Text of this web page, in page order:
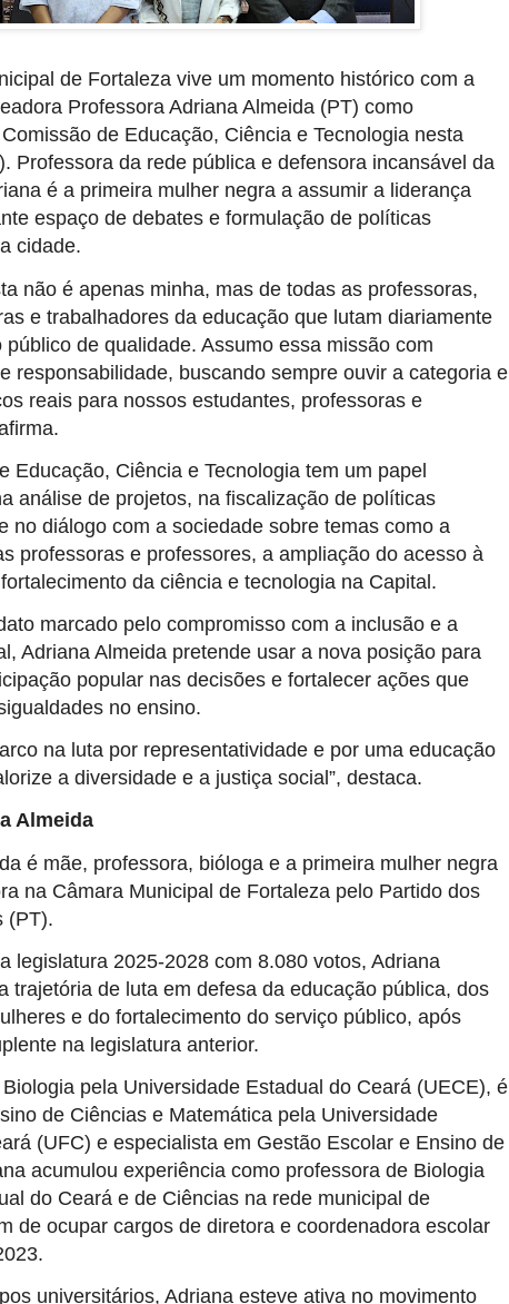
de Fortaleza vive um momento histórico com a
Professora Adriana Almeida (PT) como
de Educação, Ciência e Tecnologia nesta
Professora da rede pública e defensora incansável da
é a primeira mulher negra a assumir a liderança
espaço de debates e formulação de políticas
cidade.
não é apenas minha, mas de todas as professoras,
e trabalhadores da educação que lutam diariamente
público de qualidade. Assumo essa missão com
responsabilidade, buscando sempre ouvir a categoria e
reais para nossos estudantes, professoras e
Educação, Ciência e Tecnologia tem um papel
análise de projetos, na fiscalização de políticas
no diálogo com a sociedade sobre temas como a
professoras e professores, a ampliação do acesso à
da ciência e tecnologia na Capital.
marcado pelo compromisso com a inclusão e a
Adriana Almeida pretende usar a nova posição para
popular nas decisões e fortalecer ações que
no ensino.
na luta por representatividade e por uma educação
a diversidade e a justiça social”, destaca.
Almeida
é mãe, professora, bióloga e a primeira mulher negra
na Câmara Municipal de Fortaleza pelo Partido dos
(PT).
legislatura 2025-2028 com 8.080 votos, Adriana
trajetória de luta em defesa da educação pública, dos
e do fortalecimento do serviço público, após
na legislatura anterior.
pela Universidade Estadual do Ceará (UECE), é
de Ciências e Matemática pela Universidade
(UFC) e especialista em Gestão Escolar e Ensino de
acumulou experiência como professora de Biologia
do Ceará e de Ciências na rede municipal de
de ocupar cargos de diretora e coordenadora escolar
universitários, Adriana esteve ativa no movimento